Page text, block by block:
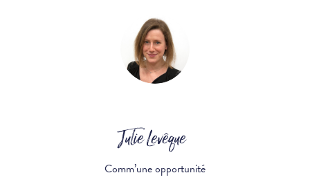
Julie Levêque
Comm’une opportunité